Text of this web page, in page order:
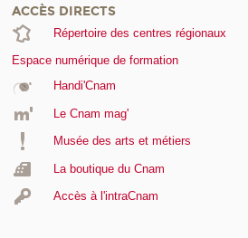
ACCÈS DIRECTS
Répertoire des centres régionaux
Espace numérique de formation
Handi'Cnam
Le Cnam mag'
Musée des arts et métiers
La boutique du Cnam
Accès à l'intraCnam